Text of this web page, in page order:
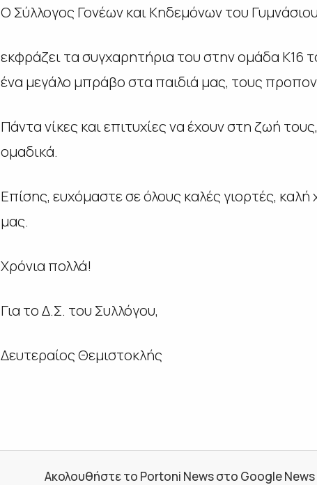
Ο Σύλλογος Γονέων και Κηδεμόνων του
εκφράζει τα συγχαρητήρια του στην ομάδα
ένα μεγάλο μπράβο στα παιδιά μας, τους
Πάντα νίκες και επιτυχίες να έχουν στη ζωή
ομαδικά.
Επίσης, ευχόμαστε σε όλους καλές γιορτές, καλή
μας.
Χρόνια πολλά!
Για το Δ.Σ. του Συλλόγου,
Δευτεραίος Θεμιστοκλής
Ακολουθήστε το Portoni News στο Google News